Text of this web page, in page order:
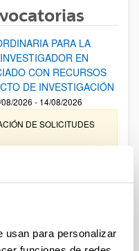
usan para personalizar
PARA LA
EN
CON RECURSOS
DE INVESTIGACIÓN
2026 - 14/08/2026
DE SOLICITUDES
y renovación de
en la
listado provisional de
03/2026: Relación